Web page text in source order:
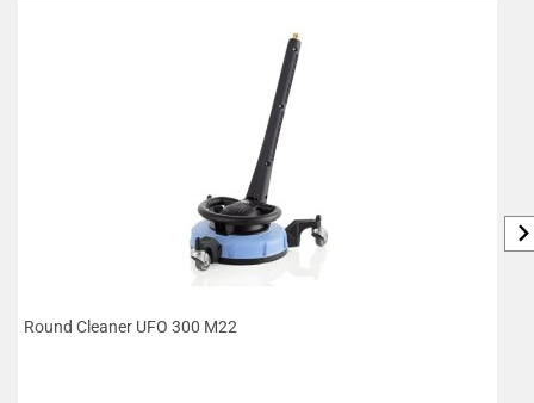
Round Cleaner UFO 300 M22